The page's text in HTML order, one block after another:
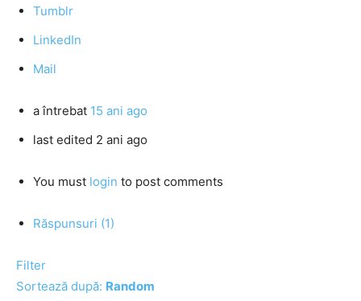
Tumblr
LinkedIn
Mail
a întrebat 15 ani ago
last edited 2 ani ago
You must login to post comments
Răspunsuri (1)
Filter
Sortează după: Random